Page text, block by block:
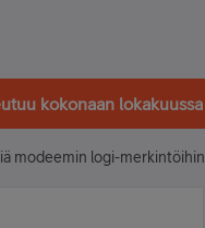
kokonaan lokakuussa
modeemin logi-merkintöihin